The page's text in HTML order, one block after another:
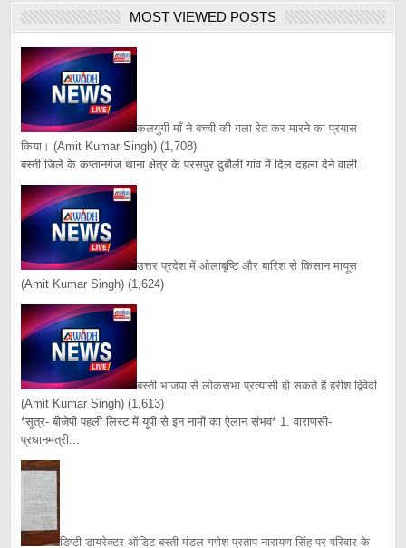
MOST VIEWED POSTS
कलयुगी माँ ने बच्ची की गला रेत कर मारने का प्रयास
किया। (Amit Kumar Singh) (1,708)
बस्ती जिले के कप्तानगंज थाना क्षेत्र के परसपुर दुबौली गांव में दिल दहला देने वाली...
उत्तर प्रदेश में ओलाबृष्टि और बारिश से किसान मायूस
(Amit Kumar Singh) (1,624)
बस्ती भाजपा से लोकसभा प्रत्यासी हो सकते हैं हरीश द्विवेदी
(Amit Kumar Singh) (1,613)
*सूत्र- बीजेपी पहली लिस्ट में यूपी से इन नामों का ऐलान संभव* 1. वाराणसी-
प्रधानमंत्री...
डिप्टी डायरेक्टर ऑडिट बस्ती मंडल गणेश प्रताप नारायण सिंह पर परिवार के